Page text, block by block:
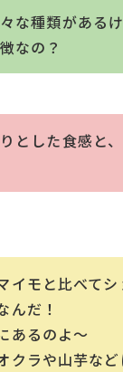
な種類がある
なの？
とした食感と
イモと比べて
んだ！
あるのよ～
クラや山芋な